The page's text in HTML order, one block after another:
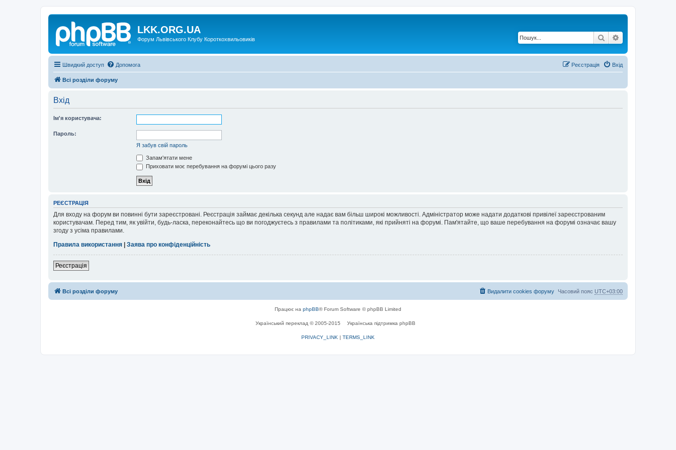
LKK.ORG.UA
Форум Львівського Клубу Короткохвильовиків Пошук
Швидкий доступ Допомога Вхід
Реєстрація
Всі розділи форуму
Вхід
Ім'я користувача:
Пароль:
Я забув свій пароль
Запам'ятати мене
Приховати моє перебування на форумі цього разу
РЕЄСТРАЦІЯ
Для входу на форум ви повинні бути зареєстровані. Реєстрація займає декілька секунд але надає вам більш широкі можливості. Адміністратор може надати додаткові привілеї зареєстрованим
користувачам. Перед тим, як увійти, будь-ласка, переконайтесь що ви погоджуєтесь з правилами та політиками, які прийняті на форумі. Пам'ятайте, що ваше перебування на форумі означає вашу
згоду з усіма правилами.
Правила використання
Заява про конфіденційність
Реєстрація
Всі розділи форуму Часовий пояс UTC+03:00
Видалити cookies форуму
Працює на phpBB® Forum Software © phpBB Limited
Український переклад © 2005-2015 Українська підтримка phpBB
PRIVACY_LINK | TERMS_LINK